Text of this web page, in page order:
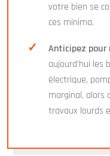
votre bien se
ces minima.
Anticipez pour
aujourd’hui les
électrique,
marginal, alors
travaux lourds